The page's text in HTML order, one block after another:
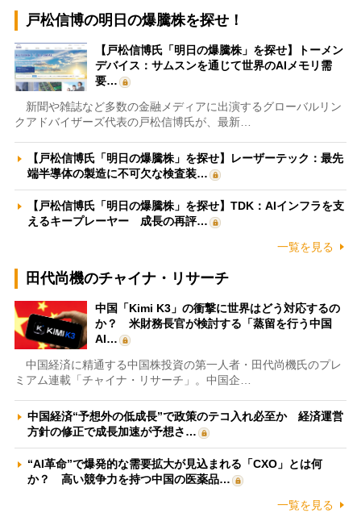
戸松信博の明日の爆騰株を探せ！
【戸松信博氏「明日の爆騰株」を探せ】トーメン
デバイス：サムスンを通じて世界のAIメモリ需
要…
新聞や雑誌など多数の金融メディアに出演するグローバルリン
クアドバイザーズ代表の戸松信博氏が、最新…
【戸松信博氏「明日の爆騰株」を探せ】レーザーテック：最先
端半導体の製造に不可欠な検査装…
【戸松信博氏「明日の爆騰株」を探せ】TDK：AIインフラを支
えるキープレーヤー 成長の再評…
一覧を見る
田代尚機のチャイナ・リサーチ
中国「Kimi K3」の衝撃に世界はどう対応するの
か？ 米財務長官が検討する「蒸留を行う中国
AI…
中国経済に精通する中国株投資の第一人者・田代尚機氏のプレ
ミアム連載「チャイナ・リサーチ」。中国企…
中国経済“予想外の低成長”で政策のテコ入れ必至か 経済運営
方針の修正で成長加速が予想さ…
“AI革命”で爆発的な需要拡大が見込まれる「CXO」とは何
か？ 高い競争力を持つ中国の医薬品…
一覧を見る